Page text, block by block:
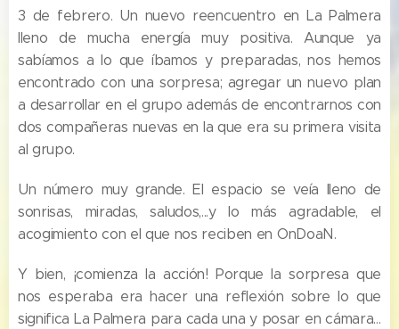
3 de febrero. Un nuevo reencuentro en La Palmera
lleno de mucha energía muy positiva. Aunque ya
sabíamos a lo que íbamos y preparadas, nos hemos
encontrado con una sorpresa; agregar un nuevo plan
a desarrollar en el grupo además de encontrarnos con
dos compañeras nuevas en la que era su primera visita
al grupo.
Un número muy grande. El espacio se veía lleno de
sonrisas, miradas, saludos,...y lo más agradable, el
acogimiento con el que nos reciben en OnDoaN.
Y bien, ¡comienza la acción! Porque la sorpresa que
nos esperaba era hacer una reflexión sobre lo que
significa La Palmera para cada una y posar en cámara…